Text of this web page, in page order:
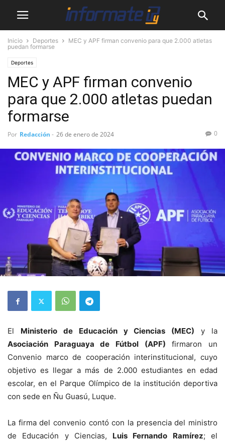
Inicio Deportes
MEC y APF firman convenio para que 2.000 atletas
puedan formarse
Deportes
MEC y APF firman convenio
para que 2.000 atletas puedan
formarse
Por Redacción - 26 de enero de 2024 0
El Ministerio de Educación y Ciencias (MEC) y la
Asociación Paraguaya de Fútbol (APF) firmaron un
Convenio marco de cooperación interinstitucional, cuyo
objetivo es llegar a más de 2.000 estudiantes en edad
escolar, en el Parque Olímpico de la institución deportiva
con sede en Ñu Guasú, Luque.
La firma del convenio contó con la presencia del ministro
de Educación y Ciencias, Luis Fernando Ramírez; el